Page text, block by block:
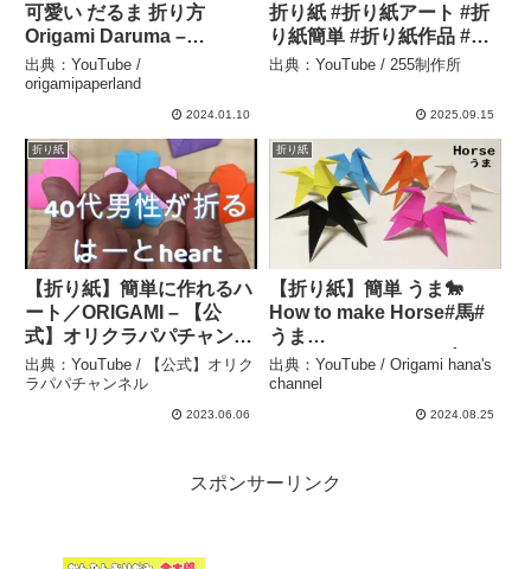
可愛い だるま 折り方
Origami Daruma –
origamipaperland
出典：YouTube /
origamipaperland
2024.01.10
折り紙 #折り紙アート #折
り紙簡単 #折り紙作品 #折
り紙遊び #折り紙かわいい
折り紙好きと繋がりたい
所
出典：YouTube / 255制作所
2025.09.15
折り紙
【折り紙】簡単に作れるハ
ート／ORIGAMI – 【公
式】オリクラパパチャンネ
ル
出典：YouTube / 【公式】オリク
ラパパチャンネル
2023.06.06
折り紙
【折り紙】簡単 うま🐎
How to make Horse#馬#
うま
#Horse#घोड़ा#Kuda#Égua
#Cavalo#말#馬#ม้า#折り
方#おりがみ#origami#摺
出典：YouTube / Origami hana's
channel
2024.08.25
スポンサーリンク